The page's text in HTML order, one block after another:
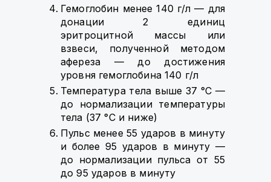
Гемоглобин менее 140 г/л — для
донации 2 единиц
эритроцитной массы или
взвеси, полученной методом
афереза — до достижения
уровня гемоглобина 140 г/л
Температура тела выше 37 °C —
до нормализации температуры
тела (37 °C и ниже)
Пульс менее 55 ударов в минуту
и более 95 ударов в минуту —
до нормализации пульса от 55
до 95 ударов в минуту